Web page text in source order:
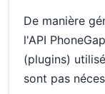
De manière
l'API
(plugins)
sont pas